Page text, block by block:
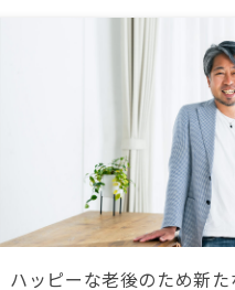
ハッピーな老後のため新た